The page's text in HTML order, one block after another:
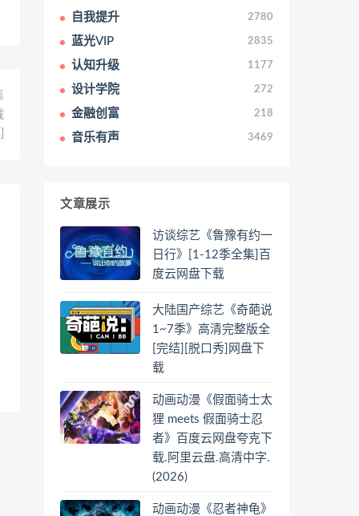
自我提升 2780
蓝光VIP 2835
认知升级 1177
设计学院 272
金融创富 218
音乐有声 3469
文章展示
访谈综艺《鲁豫有约一
日行》[1-12季全集]百
度云网盘下载
大陆国产综艺《奇葩说
1~7季》高清完整版全
[完结][脱口秀]网盘下
载
动画动漫《假面骑士太
狸 meets 假面骑士忍
者》百度云网盘夸克下
载.阿里云盘.高清中字.
(2026)
动画动漫《忍者神龟》